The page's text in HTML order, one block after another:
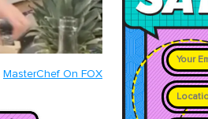
MasterChef On FOX